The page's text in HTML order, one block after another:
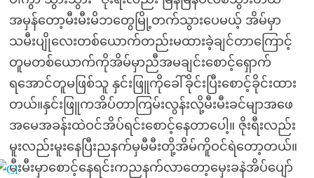
အမှန်တော့မီးမီးမိဘတွေမြို့တက်သွားပေမယ့် အိမ်မှာ
သမီးပျိုလေးတစ်ယောက်တည်းမထားခဲ့ချင်တာကြောင့်
တူမတစ်ယောက်ကိုအိမ်မှာညီအမချင်းစောင့်ရှောက်
ရအောင်တူမဖြစ်သူ နှင်းဖြူကိုခေါ်ခိုင်းပြီးစောင့်ခိုင်းထား
တယ်။နှင်းဖြူကအိပ်တာကြမ်းလွန်းလို့မီးမီးခင်မျာအဖေ
အမေအခန်းထဲဝင်အိပ်ရင်းစောင့်နေတာပေါ့။ ဇိုးရီးလည်း
မူးလည်းမူးနေပြီးညနက်မှမီမီးတို့အိမ်ကိူဝင်ရဲတော့တယ်။
မီးမီးမှာစောင့်နေရင်းကညနက်လာတော့မှေးခနဲအိပ်ပျော်